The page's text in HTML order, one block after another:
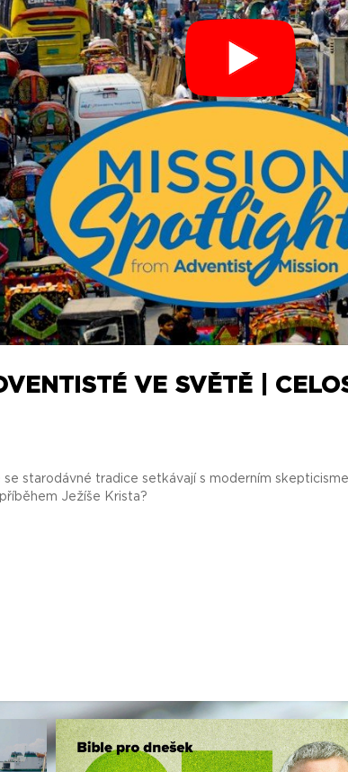
VE SVĚTĚ |
starodávné tradice setkávají s moderním
Ježíše Krista?